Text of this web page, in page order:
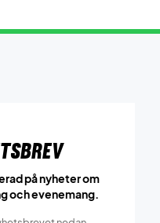
på nyheter om
och evenemang.